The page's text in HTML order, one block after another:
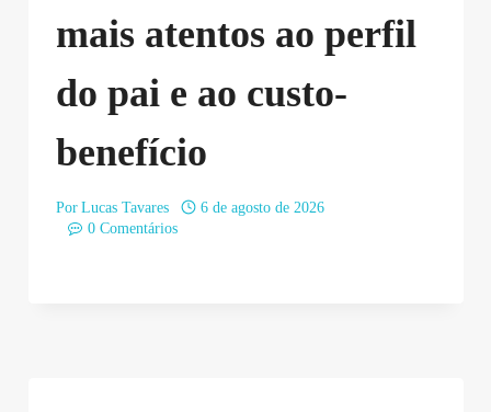
mais atentos ao perfil
do pai e ao custo-
benefício
Por Lucas Tavares
6 de agosto de 2026
0 Comentários